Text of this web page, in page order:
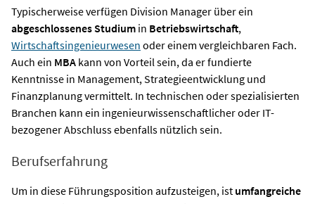
Typischerweise verfügen Division Manager über ein
abgeschlossenes Studium in Betriebswirtschaft,
Wirtschaftsingenieurwesen oder einem vergleichbaren Fach.
Auch ein MBA kann von Vorteil sein, da er fundierte
Kenntnisse in Management, Strategieentwicklung und
Finanzplanung vermittelt. In technischen oder spezialisierten
Branchen kann ein ingenieurwissenschaftlicher oder IT-
bezogener Abschluss ebenfalls nützlich sein.
Berufserfahrung
Um in diese Führungsposition aufzusteigen, ist umfangreiche